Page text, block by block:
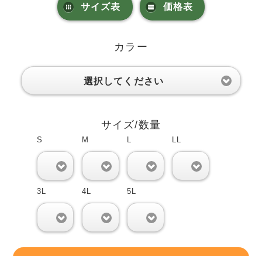
サイズ表 価格表
カラー
選択してください
サイズ/数量
S M L LL
3L 4L 5L